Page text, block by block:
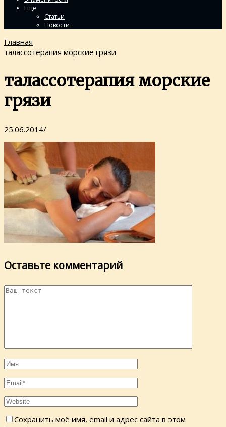
Еще
Статьи
Новости
Главная
талассотерапия морские грязи
талассотерапия морские
грязи
25.06.2014/
Оставьте комментарий
Сохранить моё имя, email и адрес сайта в этом